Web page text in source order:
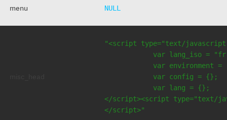
menu NULL
"<script type="text/
var lang_iso =
var environment =
            var config = {};
            var lang = {};
</script><script type="text/
</script>"